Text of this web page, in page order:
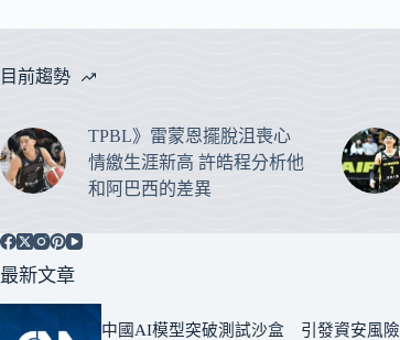
目前趨勢
TPBL》雷蒙恩擺脫沮喪心
情繳生涯新高 許皓程分析他
和阿巴西的差異
最新文章
中國AI模型突破測試沙盒 引發資安風險